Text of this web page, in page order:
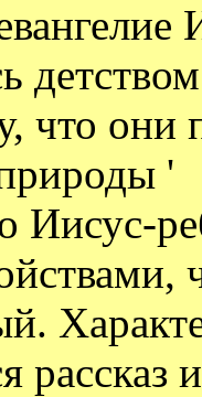
что они
'
Иисус-
рассказ